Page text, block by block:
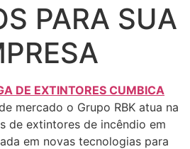
PARA SUA
DE EXTINTORES CUMBICA
mercado o Grupo RBK atua na
de extintores de incêndio em
em novas tecnologias para